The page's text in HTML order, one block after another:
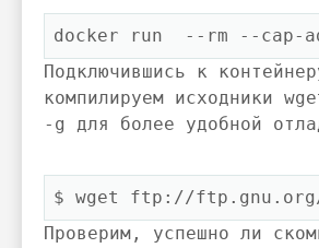
docker run  --rm --cap-
Подключившись к
компилируем исходники
-g
для более удобной
$ wget ftp://
Проверим, успешно ли